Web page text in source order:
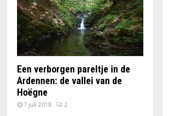
Een verborgen pareltje in de
Ardennen: de vallei van de
Hoëgne
7 juli 2018 2